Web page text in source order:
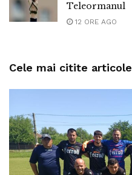
Teleormanul
12 ORE AGO
Cele mai citite articole